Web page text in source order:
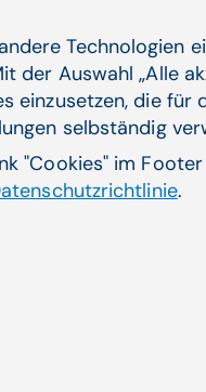
Im
Jahren ein
Technologien
Auswahl „Alle
einzusetzen, die
selbständig
"Cookies" im
.